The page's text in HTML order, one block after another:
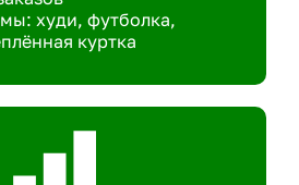
худи, футболка,
куртка